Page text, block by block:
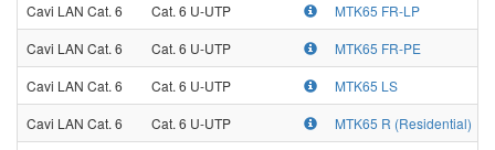
Cavi LAN Cat. 6
Cat. 6 U-UTP
MTK65 FR-LP
Cavi LAN Cat. 6
Cat. 6 U-UTP
MTK65 FR-PE
Cavi LAN Cat. 6
Cat. 6 U-UTP
MTK65 LS
Cavi LAN Cat. 6
Cat. 6 U-UTP
MTK65 R (Residential)